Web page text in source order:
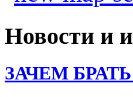
Новости и
ЗАЧЕМ